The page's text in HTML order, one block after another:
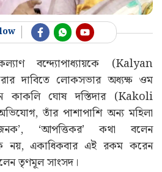
বন্দ্যোপাধ্যায়কে (Kalyan
দাবিতে লোকসভার অধ্যক্ষ ওম
কাকলি ঘোষ দস্তিদার (Kakoli
তাঁর পাশাপাশি অন্য মহিলা
‘আপত্তিকর’ কথা বলেন
নয়, একাধিকবার এই রকম করেন
তৃণমূল সাংসদ।